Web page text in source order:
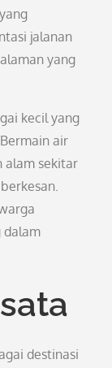
jalanan
yang
kecil yang
air
alam sekitar
dalam
destinasi